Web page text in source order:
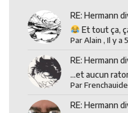
RE: Hermann
Et tout ça,
ParAlain ,Il y a
RE: Hermann
...et aucun
ParFrenchauide
RE: Hermann